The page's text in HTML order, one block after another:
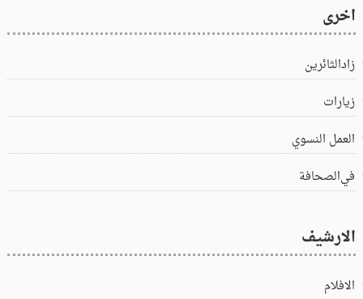
اخرى
زادالثائرين
زيارات
العمل النسوي
في‌الصحافة
الارشيف
الافلام